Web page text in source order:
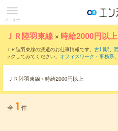
メニュー
ＪＲ陸羽東線 × 時給2000円以上
ＪＲ陸羽東線の派遣のお仕事情報です。 古川駅、
ックしてみてください。 オフィスワーク・事務系、
ＪＲ陸羽東線 / 時給2000円以上
全 1 件